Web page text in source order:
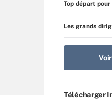
Top départ
Les grands
Télécharger